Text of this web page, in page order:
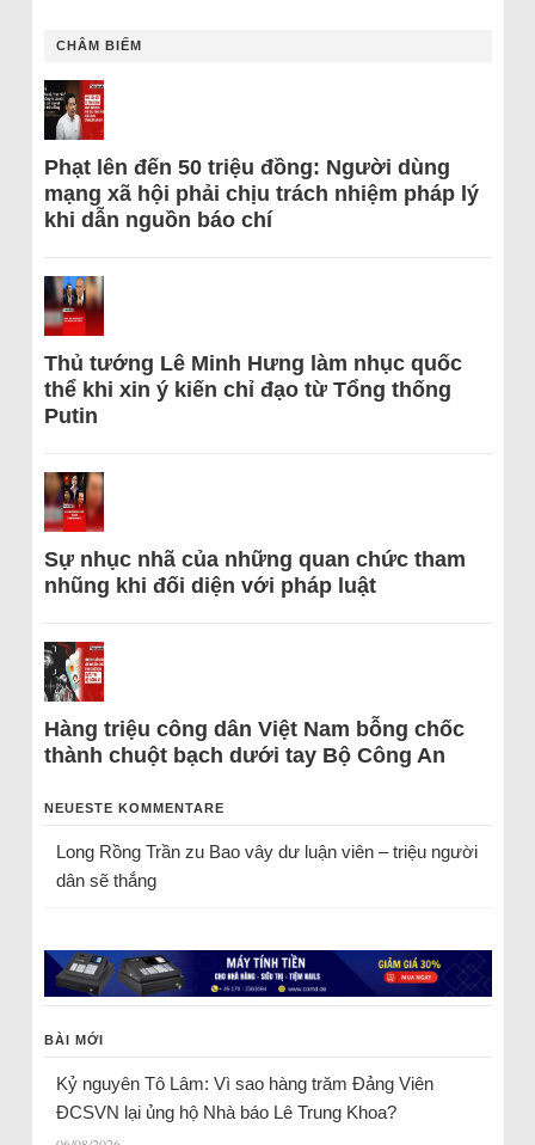
CHÂM BIẾM
Phạt lên đến 50 triệu đồng: Người dùng
mạng xã hội phải chịu trách nhiệm pháp lý
khi dẫn nguồn báo chí
Thủ tướng Lê Minh Hưng làm nhục quốc
thể khi xin ý kiến chỉ đạo từ Tổng thống
Putin
Sự nhục nhã của những quan chức tham
nhũng khi đối diện với pháp luật
Hàng triệu công dân Việt Nam bỗng chốc
thành chuột bạch dưới tay Bộ Công An
NEUESTE KOMMENTARE
Long Rồng Trầnzu Bao vây dư luận viên – triệu người
dân sẽ thắng
BÀI MỚI
Kỷ nguyên Tô Lâm: Vì sao hàng trăm Đảng Viên
ĐCSVN lại ủng hộ Nhà báo Lê Trung Khoa?